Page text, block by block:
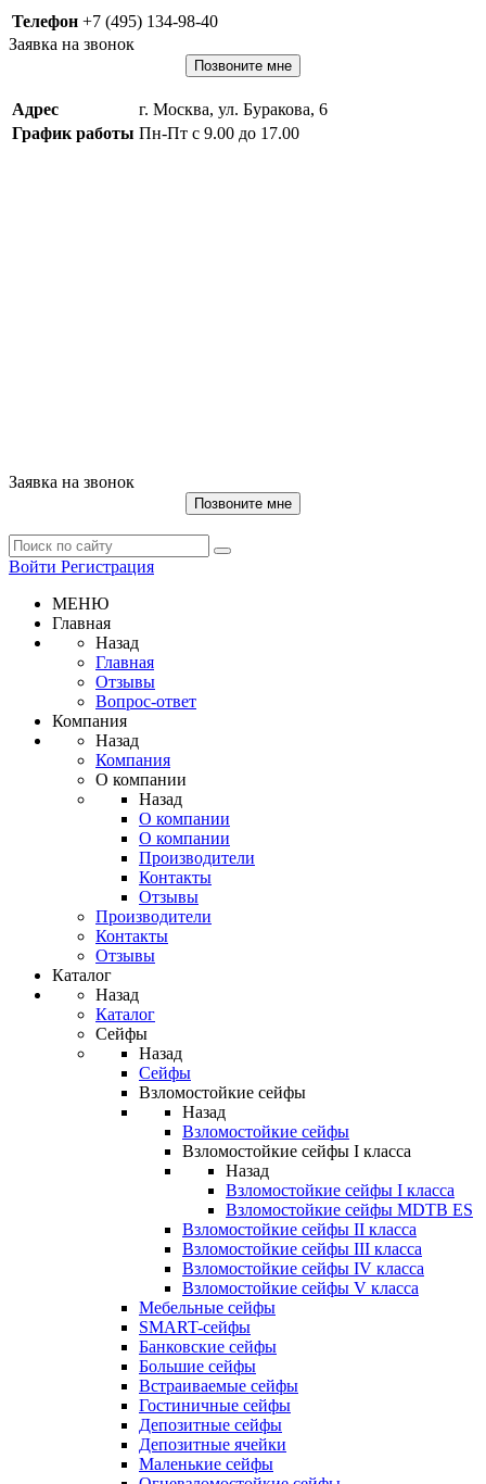
Телефон +7 (495) 134-98-40
Заявка на звонок
Позвоните мне
Адрес
г. Москва, ул. Буракова, 6
График работы Пн-Пт с 9.00 до 17.00
Заявка на звонок
Позвоните мне
Войти Регистрация
МЕНЮ
Главная
Назад
Главная
Отзывы
Вопрос-ответ
Компания
Назад
Компания
О компании
Назад
О компании
О компании
Производители
Контакты
Отзывы
Производители
Контакты
Отзывы
Каталог
Назад
Каталог
Сейфы
Назад
Сейфы
Взломостойкие сейфы
Назад
Взломостойкие сейфы
Взломостойкие сейфы I класса
Назад
Взломостойкие сейфы I класса
Взломостойкие сейфы MDTB ES
Взломостойкие сейфы II класса
Взломостойкие сейфы III класса
Взломостойкие сейфы IV класса
Взломостойкие сейфы V класса
Мебельные сейфы
SMART-сейфы
Банковские сейфы
Большие сейфы
Встраиваемые сейфы
Гостиничные сейфы
Депозитные сейфы
Депозитные ячейки
Маленькие сейфы